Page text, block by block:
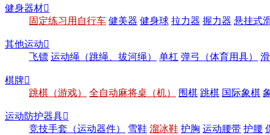
健身器材
固定练习用自行车 健美器 健身球 拉力器 握力器 悬挂式
其他运动
飞镖 运动绳（跳绳、拔河绳） 单杠 弹弓（体育用具）
棋牌
跳棋（游戏）
全自动麻将桌（机） 围棋 跳棋 国际象棋
运动防护器具
竞技手套（运动器件）
雪鞋 溜冰鞋 护胸 运动腰带 护腰